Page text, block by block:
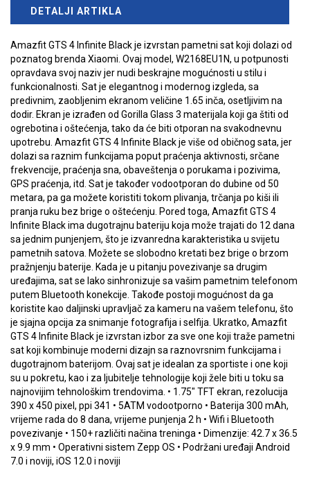
DETALJI ARTIKLA
Amazfit GTS 4 Infinite Black je izvrstan pametni sat koji dolazi od
poznatog brenda Xiaomi. Ovaj model, W2168EU1N, u potpunosti
opravdava svoj naziv jer nudi beskrajne mogućnosti u stilu i
funkcionalnosti. Sat je elegantnog i modernog izgleda, sa
predivnim, zaobljenim ekranom veličine 1.65 inča, osetljivim na
dodir. Ekran je izrađen od Gorilla Glass 3 materijala koji ga štiti od
ogrebotina i oštećenja, tako da će biti otporan na svakodnevnu
upotrebu. Amazfit GTS 4 Infinite Black je više od običnog sata, jer
dolazi sa raznim funkcijama poput praćenja aktivnosti, srčane
frekvencije, praćenja sna, obaveštenja o porukama i pozivima,
GPS praćenja, itd. Sat je također vodootporan do dubine od 50
metara, pa ga možete koristiti tokom plivanja, trčanja po kiši ili
pranja ruku bez brige o oštećenju. Pored toga, Amazfit GTS 4
Infinite Black ima dugotrajnu bateriju koja može trajati do 12 dana
sa jednim punjenjem, što je izvanredna karakteristika u svijetu
pametnih satova. Možete se slobodno kretati bez brige o brzom
pražnjenju baterije. Kada je u pitanju povezivanje sa drugim
uređajima, sat se lako sinhronizuje sa vašim pametnim telefonom
putem Bluetooth konekcije. Takođe postoji mogućnost da ga
koristite kao daljinski upravljač za kameru na vašem telefonu, što
je sjajna opcija za snimanje fotografija i selfija. Ukratko, Amazfit
GTS 4 Infinite Black je izvrstan izbor za sve one koji traže pametni
sat koji kombinuje moderni dizajn sa raznovrsnim funkcijama i
dugotrajnom baterijom. Ovaj sat je idealan za sportiste i one koji
su u pokretu, kao i za ljubitelje tehnologije koji žele biti u toku sa
najnovijim tehnološkim trendovima. • 1.75" TFT ekran, rezolucija
390 x 450 pixel, ppi 341 • 5ATM vodootporno • Baterija 300 mAh,
vrijeme rada do 8 dana, vrijeme punjenja 2 h • Wifi i Bluetooth
povezivanje • 150+ različiti načina treninga • Dimenzije: 42.7 x 36.5
x 9.9 mm • Operativni sistem Zepp OS • Podržani uređaji Android
7.0 i noviji, iOS 12.0 i noviji